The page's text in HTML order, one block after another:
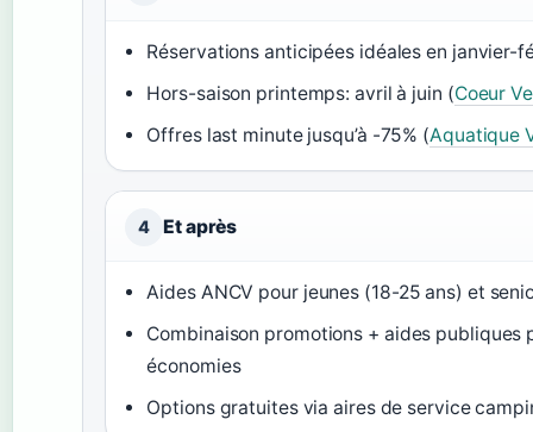
Réservations anticipées idéales en janvier-
Hors-saison printemps: avril à juin (Coeur
Offres last minute jusqu’à -75% (Aquatique
4 Et après
Aides ANCV pour jeunes (18-25 ans) et
Combinaison promotions + aides publiques
économies
Options gratuites via aires de service